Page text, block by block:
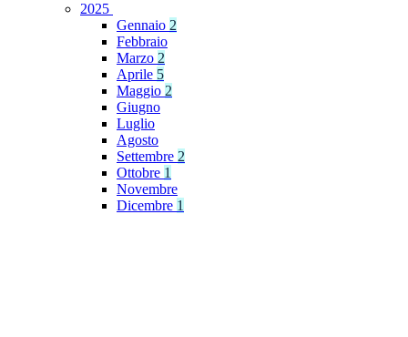
2025
Gennaio 2
Febbraio
Marzo 2
Aprile 5
Maggio 2
Giugno
Luglio
Agosto
Settembre 2
Ottobre 1
Novembre
Dicembre 1